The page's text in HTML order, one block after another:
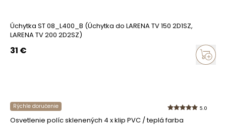
Úchytka ST 08_L400_B (Úchytka do LARENA TV 150 2D1SZ,
LARENA TV 200 2D2SZ)
31 €
Rýchle doručenie 5.0
Osvetlenie políc sklenených 4 x klip PVC / teplá farba